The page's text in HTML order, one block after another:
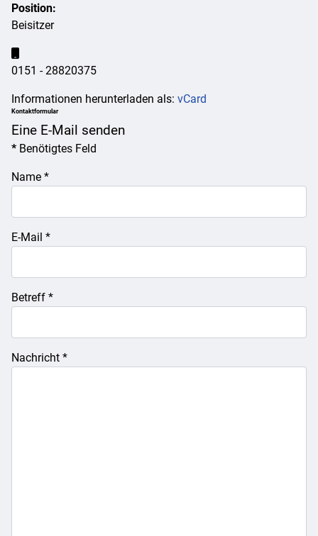
Position:
Beisitzer
0151 - 28820375
Informationen herunterladen als: vCard
Kontaktformular
Eine E-Mail senden
* Benötigtes Feld
Name *
E-Mail *
Betreff *
Nachricht *